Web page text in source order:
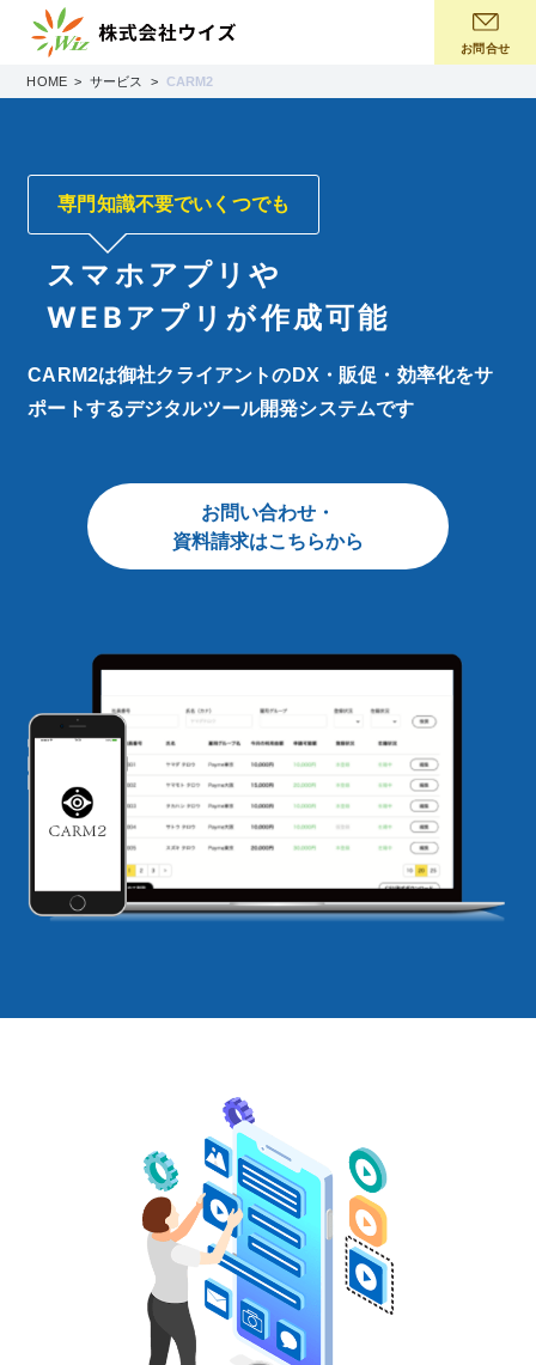
ン
お問合せ
HOME サービス CARM2
専門知識不要でいくつでも
スマホアプリや
WEBアプリが作成可能
CARM2は御社クライアントのDX・販促・効率化をサ
ポートするデジタルツール開発システムです
お問い合わせ・
資料請求はこちらから